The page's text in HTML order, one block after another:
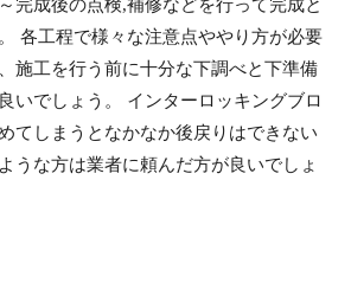
完成後の点検,補修などを行って完成と
各工程で様々な注意点ややり方が必要
施工を行う前に十分な下調べと下準備
いでしょう。 インターロッキングブロ
てしまうとなかなか後戻りはできない
うな方は業者に頼んだ方が良いでしょ